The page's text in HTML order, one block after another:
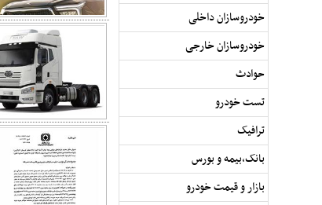
خودروسازان داخلی
خودروسازان خارجی
حوادث
تست خودرو
ترافیک
بانک,بیمه و بورس
بازار و قیمت خودرو